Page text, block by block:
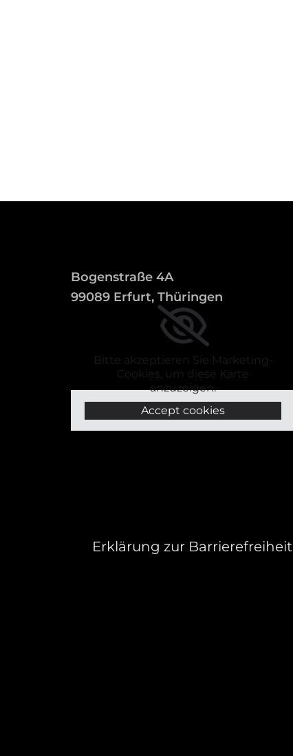
Bogenstraße 4A
99089 Erfurt, Thüringen
Bitte akzeptieren Sie Marketing-
Cookies, um diese Karte
anzuzeigen.
Accept cookies
Erklärung zur Barrierefreiheit